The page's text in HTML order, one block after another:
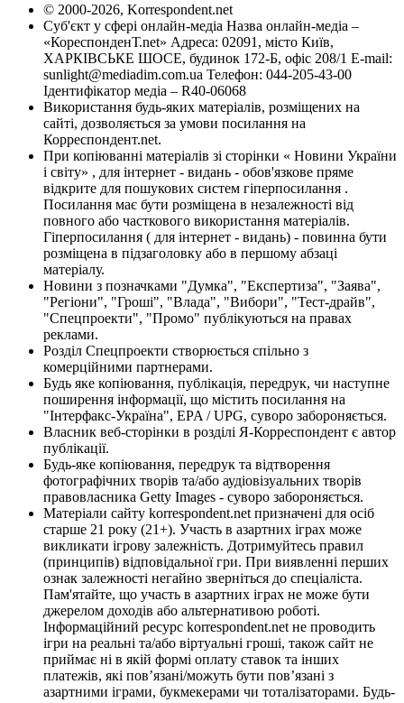
© 2000-2026, Korrespondent.net
Суб'єкт у сфері онлайн-медіа Назва онлайн-медіа –
«КореспонденТ.net» Адреса: 02091, місто Київ,
ХАРКІВСЬКЕ ШОСЕ, будинок 172-Б, офіс 208/1 E-mail:
sunlight@mediadim.com.ua Телефон: 044-205-43-00
Ідентифікатор медіа – R40-06068
Використання будь-яких матеріалів, розміщених на
сайті, дозволяється за умови посилання на
Корреспондент.net.
При копіюванні матеріалів зі сторінки « Новини України
і світу» , для інтернет - видань - обов'язкове пряме
відкрите для пошукових систем гіперпосилання .
Посилання має бути розміщена в незалежності від
повного або часткового використання матеріалів.
Гіперпосилання ( для інтернет - видань) - повинна бути
розміщена в підзаголовку або в першому абзаці
матеріалу.
Новини з позначками "Думка", "Експертиза", "Заява",
"Регіони", "Гроші", "Влада", "Вибори", "Тест-драйв",
"Спецпроекти", "Промо" публікуються на правах
реклами.
Розділ Спецпроекти створюється спільно з
комерційними партнерами.
Будь яке копіювання, публікація, передрук, чи наступне
поширення інформації, що містить посилання на
"Інтерфакс-Україна", EPA / UPG, суворо забороняється.
Власник веб-сторінки в розділі Я-Корреспондент є автор
публікації.
Будь-яке копіювання, передрук та відтворення
фотографічних творів та/або аудіовізуальних творів
правовласника Getty Images - суворо забороняється.
Матеріали сайту korrespondent.net призначені для осіб
старше 21 року (21+). Участь в азартних іграх може
викликати ігрову залежність. Дотримуйтесь правил
(принципів) відповідальної гри. При виявленні перших
ознак залежності негайно зверніться до спеціаліста.
Пам'ятайте, що участь в азартних іграх не може бути
джерелом доходів або альтернативою роботі.
Інформаційний ресурс korrespondent.net не проводить
ігри на реальні та/або віртуальні гроші, також сайт не
приймає ні в якій формі оплату ставок та інших
платежів, які пов’язані/можуть бути пов’язані з
азартними іграми, букмекерами чи тоталізаторами. Будь-